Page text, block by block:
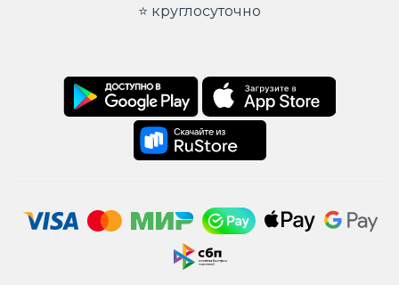
⭐ круглосуточно